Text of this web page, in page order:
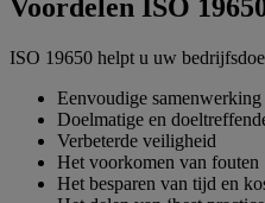
Voordelen ISO
ISO 19650 helpt u uw
Eenvoudige
Doelmatige en
Verbeterde veiligheid
Het voorkomen van fouten
Het besparen van tijd en